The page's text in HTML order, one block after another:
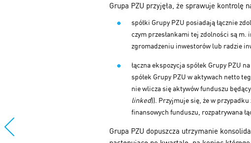
Grupa PZU przyjęła, że sprawuje kontrolę
spółki Grupy PZU posiadają łącznie
czym przesłankami tej zdolności są m.
zgromadzeniu inwestorów lub radzie
łączna ekspozycja spółek Grupy PZU
spółek Grupy PZU w aktywach netto
nie wlicza się aktywów funduszu
linked)). Przyjmuje się, że w
finansowych funduszu, rozpatrywana
Grupa PZU dopuszcza utrzymanie